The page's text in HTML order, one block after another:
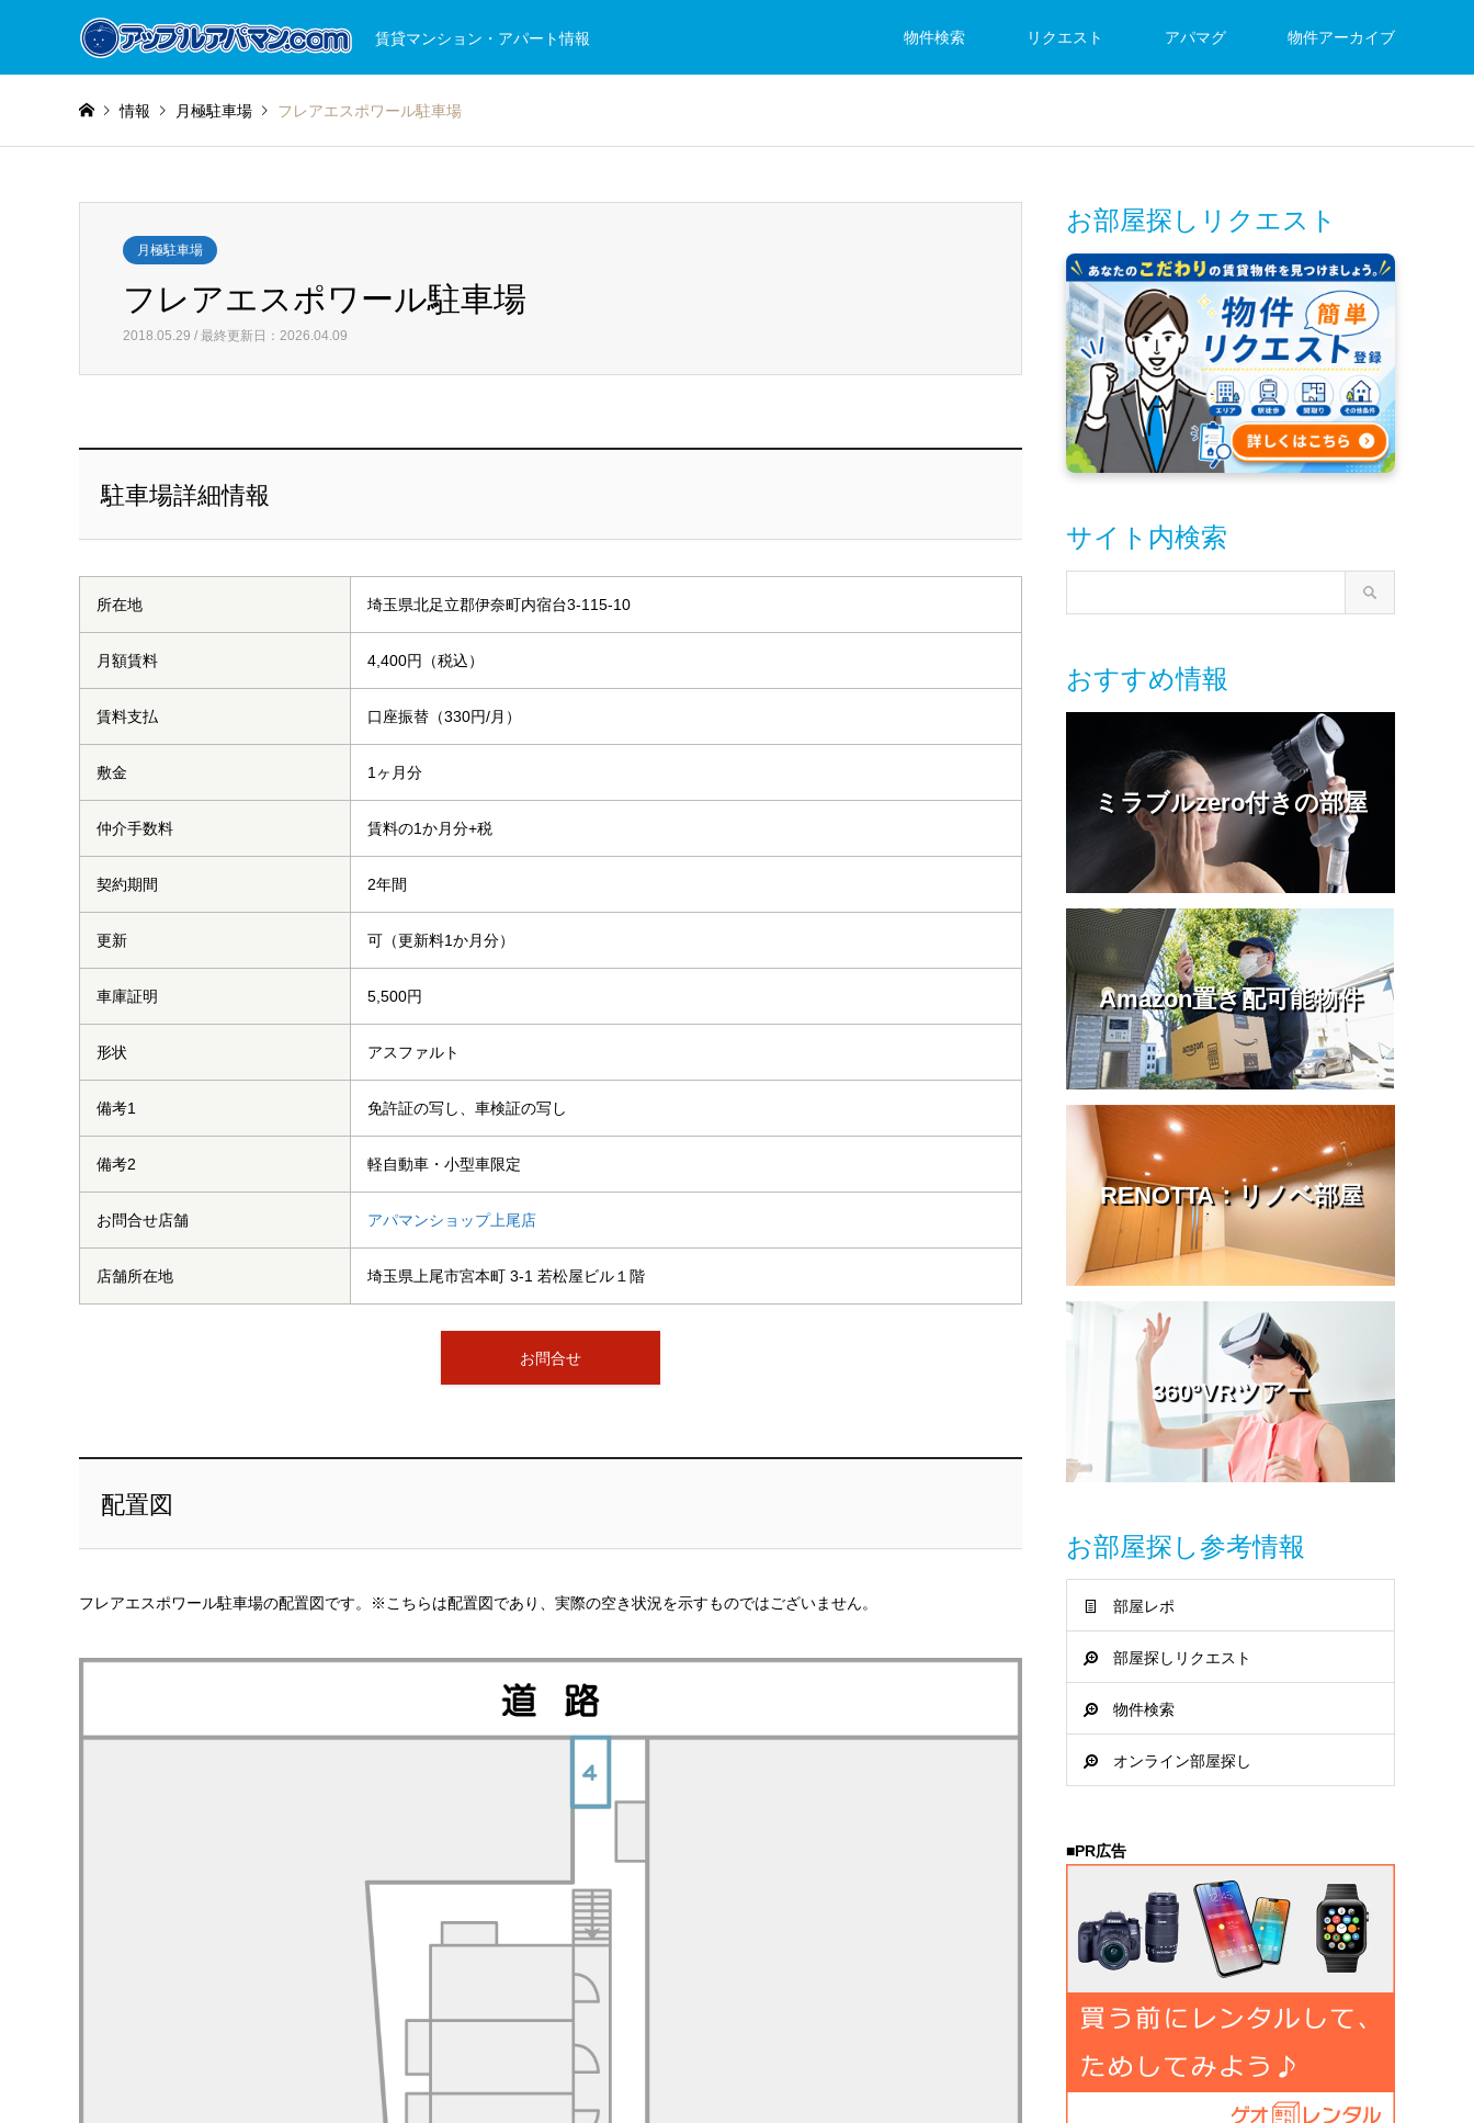
賃貸マンション・アパート情報 物件検索 リクエスト アパマグ 物件アーカイブ
情報 月極駐車場 フレアエスポワール駐車場
月極駐車場
フレアエスポワール駐車場
2018.05.29 / 最終更新日：2026.04.09
駐車場詳細情報
所在地 埼玉県北足立郡伊奈町内宿台3-115-10
月額賃料 4,400円（税込）
賃料支払 口座振替（330円/月）
敷金 1ヶ月分
仲介手数料 賃料の1か月分+税
契約期間 2年間
更新 可（更新料1か月分）
車庫証明 5,500円
形状 アスファルト
備考1 免許証の写し、車検証の写し
備考2 軽自動車・小型車限定
お問合せ店舗 アパマンショップ上尾店
店舗所在地 埼玉県上尾市宮本町 3-1 若松屋ビル１階
お問合せ
配置図
フレアエスポワール駐車場の配置図です。※こちらは配置図であり、実際の空き状況を示すものではございません。
お部屋探しリクエスト
サイト内検索
おすすめ情報
ミラブルzero付きの部屋
Amazon置き配可能物件
RENOTTA：リノベ部屋
360°VRツアー
お部屋探し参考情報
部屋レポ
部屋探しリクエスト
物件検索
オンライン部屋探し
■PR広告